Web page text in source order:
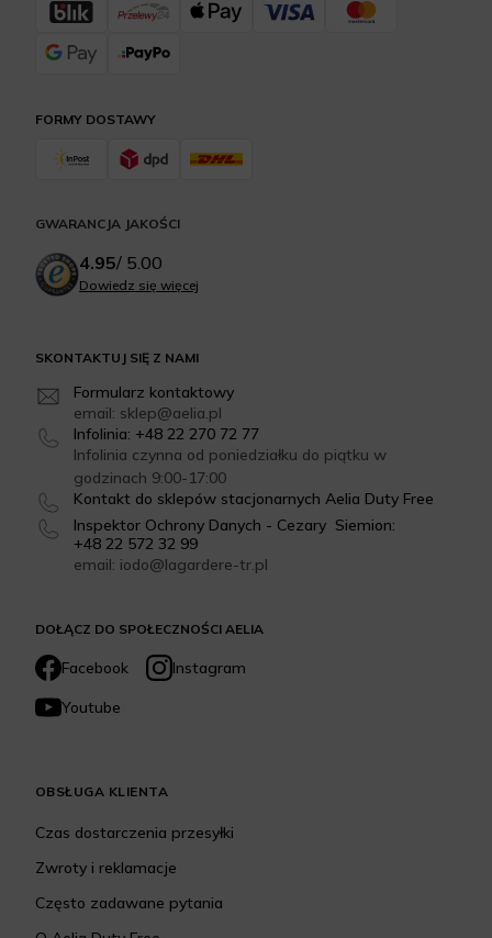
DOŁĄCZ DO SPOŁECZNOŚCI AELIA
Facebook
Instagram
Youtube
SKONTAKTUJ SIĘ Z NAMI
Formularz kontaktowy
email: sklep@aelia.pl
Infolinia: +48 22 270 72 77
Infolinia czynna od poniedziałku do piątku w
godzinach 9:00-17:00
Kontakt do sklepów stacjonarnych Aelia Duty Free
Inspektor Ochrony Danych - Cezary Siemion:
+48 22 572 32 99
email: iodo@lagardere-tr.pl
FORMY DOSTAWY
OBSŁUGA KLIENTA
Czas dostarczenia przesyłki
Zwroty i reklamacje
Często zadawane pytania
GWARANCJA JAKOŚCI
4.95/ 5.00
Dowiedz się więcej